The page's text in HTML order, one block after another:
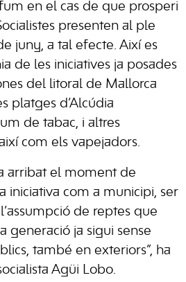
en el cas de que prosperi
presenten al ple
juny, a tal efecte. Així es
de les iniciatives ja posades
del litoral de Mallorca
platges d’Alcúdia
de tabac, i altres
com els vapejadors.
arribat el moment de
iniciativa com a municipi, ser
de reptes que
generació ja sigui sense
també en exteriors”, ha
Agüi Lobo.